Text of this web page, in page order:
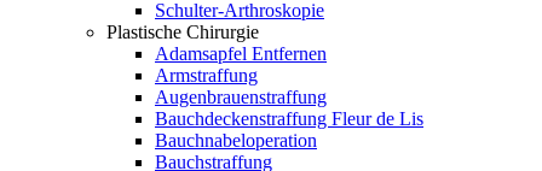
Schulter-Arthroskopie
Plastische Chirurgie
Adamsapfel Entfernen
Armstraffung
Augenbrauenstraffung
Bauchdeckenstraffung Fleur de Lis
Bauchnabeloperation
Bauchstraffung